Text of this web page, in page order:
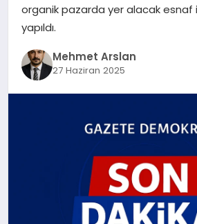
SAĞLIK
organik pazarda yer alacak esnaf
yapıldı.
Mehmet Arslan
27 Haziran 2025